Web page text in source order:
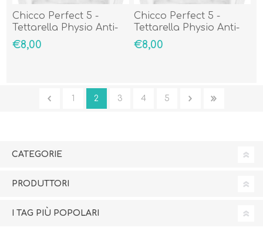
Chicco Perfect 5 -
Tettarella Physio Anti-
Colica In Silicone 4m+
Veloce, 2 Pezzi
€8,00
Chicco Perfect 5 -
Tettarella Physio Anti-
Colica In Silicone 2m+
Medio, 2 Pezzi
€8,00
1 2 3 4 5
CATEGORIE
PRODUTTORI
I TAG PIÙ POPOLARI